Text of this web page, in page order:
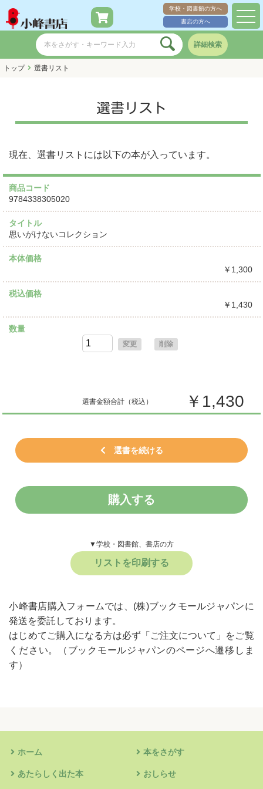
学校・図書館の方へ
書店の方へ
詳細検索
トップ 選書リスト
選書リスト
現在、選書リストには以下の本が入っています。
商品コード
9784338305020
タイトル
思いがけないコレクション
本体価格
￥1,300
税込価格
￥1,430
数量
変更 削除
選書金額合計（税込） ￥1,430
選書を続ける
購入する
▼学校・図書館、書店の方
リストを印刷する
小峰書店購入フォームでは、(株)ブックモールジャパンに
発送を委託しております。
はじめてご購入になる方は必ず 「ご注文について」 をご覧
ください。
（ブックモールジャパンのページへ遷移しま
す）
ホーム 本をさがす
あたらしく出た本 おしらせ